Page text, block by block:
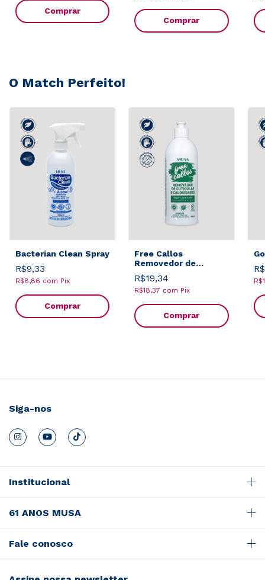
Comprar
Comprar
O Match Perfeito!
Bacterian Clean Spray
R$9,33
R$8,86 com Pix
Comprar
Free Callos
Removedor de
Calosidades 500ml
R$19,34
R$18,37 com Pix
Comprar
Siga-nos
Institucional
61 ANOS MUSA
Fale conosco